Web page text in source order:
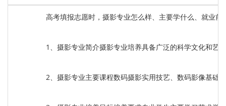
高考填报志愿时，摄影专业怎么样、主要学什么、就业
1、摄影专业简介摄影专业培养具备广泛的科学文化和艺
2、摄影专业主要课程数码摄影实用技艺、数码影像基础